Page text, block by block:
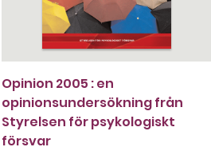
Opinion 2005 : en
opinionsundersökning från
Styrelsen för psykologiskt
försvar